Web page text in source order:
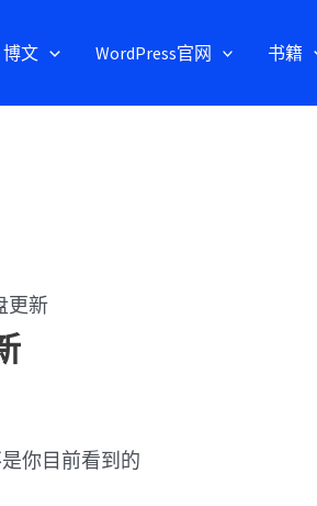
博文 WordPress官网 书籍
更新
你目前看到的